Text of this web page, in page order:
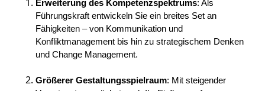
Erweiterung des Kompetenzspektrums: Als
Führungskraft entwickeln Sie ein breites Set an
Fähigkeiten – von Kommunikation und
Konfliktmanagement bis hin zu strategischem Denken
und Change Management.
Größerer Gestaltungsspielraum: Mit steigender